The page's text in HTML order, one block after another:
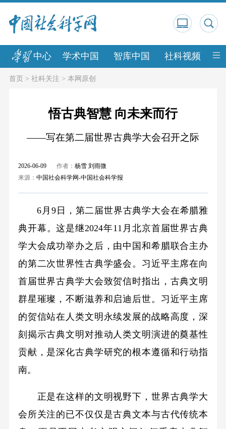
中心 学术中国 智库中国 社科视频 中
首页> 社科关注 > 本网原创
悟古典智慧 向未来而行
——写在第二届世界古典学大会召开之际
2026-06-09 作者： 杨雪 刘雨微
来源： 中国社会科学网-中国社会科学报
6月9日，第二届世界古典学大会在希腊雅
典开幕。这是继2024年11月北京首届世界古典
学大会成功举办之后，由中国和希腊联合主办
的第二次世界性古典学盛会。习近平主席在向
首届世界古典学大会致贺信时指出，古典文明
群星璀璨，不断滋养和启迪后世。习近平主席
的贺信站在人类文明永续发展的战略高度，深
刻揭示古典文明对推动人类文明演进的奠基性
贡献，是深化古典学研究的根本遵循和行动指
南。
正是在这样的文明视野下，世界古典学大
会所关注的已不仅仅是古典文本与古代传统本